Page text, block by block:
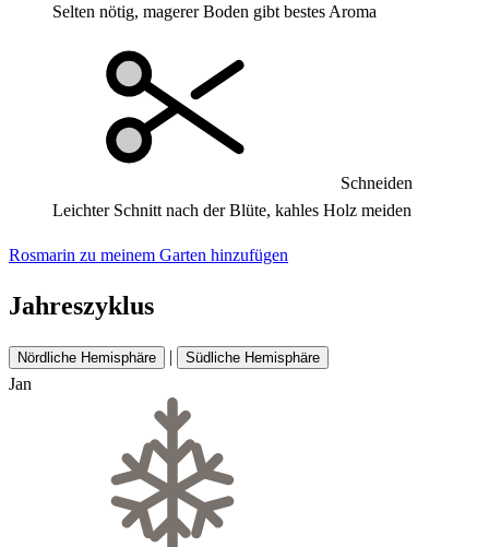
Selten nötig, magerer Boden gibt bestes Aroma
Schneiden
Leichter Schnitt nach der Blüte, kahles Holz meiden
Rosmarin zu meinem Garten hinzufügen
Jahreszyklus
Nördliche Hemisphäre | Südliche Hemisphäre
Jan